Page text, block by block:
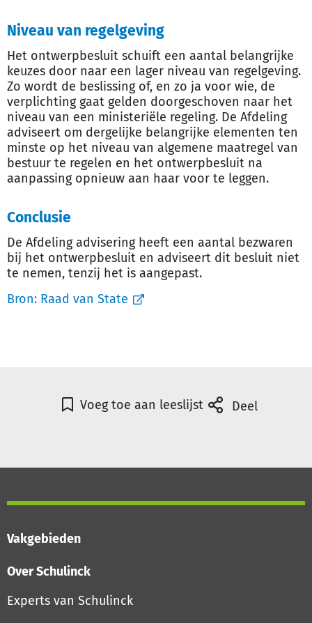
Niveau van regelgeving
Het ontwerpbesluit schuift een aantal belangrijke
keuzes door naar een lager niveau van regelgeving.
Zo wordt de beslissing of, en zo ja voor wie, de
verplichting gaat gelden doorgeschoven naar het
niveau van een ministeriële regeling. De Afdeling
adviseert om dergelijke belangrijke elementen ten
minste op het niveau van algemene maatregel van
bestuur te regelen en het ontwerpbesluit na
aanpassing opnieuw aan haar voor te leggen.
Conclusie
De Afdeling advisering heeft een aantal bezwaren
bij het ontwerpbesluit en adviseert dit besluit niet
te nemen, tenzij het is aangepast.
Bron: Raad van State
Voeg toe aan leeslijst Deel
Vakgebieden
Over Schulinck
Experts van Schulinck